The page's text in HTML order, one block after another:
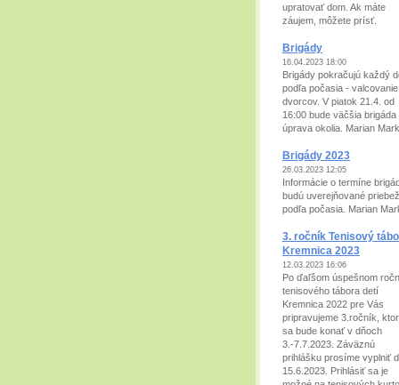
upratovať dom. Ak máte
záujem, môžete prísť.
Brigády
16.04.2023 18:00
Brigády pokračujú každý
podľa počasia - valcovanie
dvorcov. V piatok 21.4. od
16:00 bude väčšia brigáda
úprava okolia. Marian
Brigády 2023
26.03.2023 12:05
Informácie o termíne
budú uverejňované
podľa počasia. Marian
3. ročník Tenisový
Kremnica 2023
12.03.2023 16:06
Po ďaľšom úspešnom
tenisového tábora detí
Kremnica 2022 pre Vás
pripravujeme 3.ročník,
sa bude konať v dňoch
3.-7.7.2023. Záväznú
prihlášku prosíme vyplniť
15.6.2023. Prihlásiť sa je